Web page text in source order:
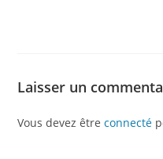
Laisser un
Vous devez êtreconnecté